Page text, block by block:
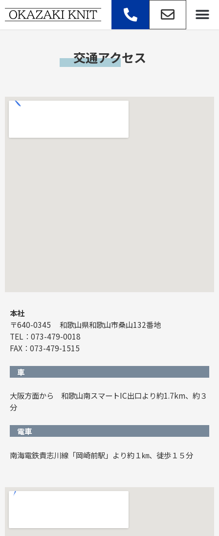
内
交通アクセス
本社
〒640-0345 和歌山県和歌山市桑山132番地
TEL：073-479-0018
FAX：073-479-1515
車
大阪方面から 和歌山南スマートIC出口より約1.7km、約３
分
電車
南海電鉄貴志川線「岡崎前駅」より約１㎞、徒歩１５分